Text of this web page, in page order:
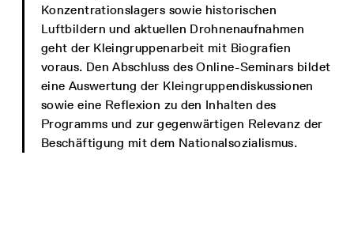
Konzentrationslagers sowie historischen
Luftbildern und aktuellen Drohnenaufnahmen
geht der Kleingruppenarbeit mit Biografien
voraus. Den Abschluss des Online-Seminars bildet
eine Auswertung der Kleingruppendiskussionen
sowie eine Reflexion zu den Inhalten des
Programms und zur gegenwärtigen Relevanz der
Beschäftigung mit dem Nationalsozialismus.